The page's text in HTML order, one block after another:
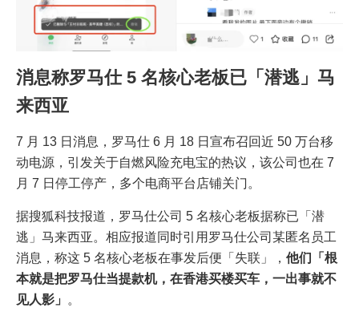
消息称罗马仕 5 名核心老板已「潜逃」马
来西亚
7 月 13 日消息，罗马仕 6 月 18 日宣布召回近 50 万台移
动电源，引发关于自燃风险充电宝的热议，该公司也在 7
月 7 日停工停产，多个电商平台店铺关门。
据搜狐科技报道，罗马仕公司 5 名核心老板据称已「潜
逃」马来西亚。相应报道同时引用罗马仕公司某匿名员工
消息，称这 5 名核心老板在事发后便「失联」， 他们「根
本就是把罗马仕当提款机，在香港买楼买车，一出事就不
见人影」
。